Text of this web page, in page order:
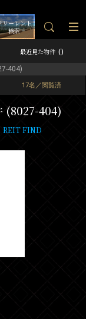
リーレント
検索
最近見た物件 0
404)
17名／閲覧済
(8027-404)
REIT FIND